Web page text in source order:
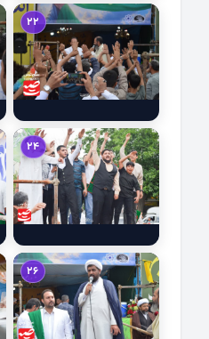
22
24
26